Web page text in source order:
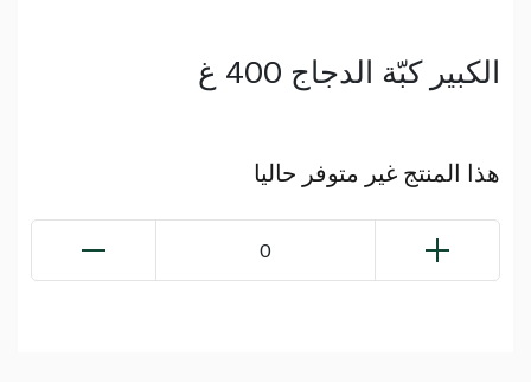
الكبير كبّة الدجاج 400 غ
هذا المنتج غير متوفر حاليا
0